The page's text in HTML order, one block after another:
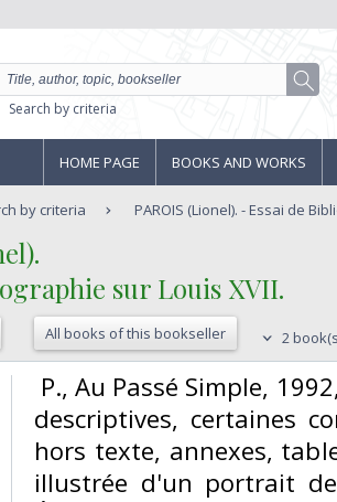
Search by criteria
HOME PAGE BOOKS AND WORKS
by criteria PAROIS (Lionel). - Essai de
sur Louis XVII.‎
All books of this bookseller 2
P., Au Passé Simple,
descriptives, certaines
hors texte, annexes,
illustrée d'un portrait